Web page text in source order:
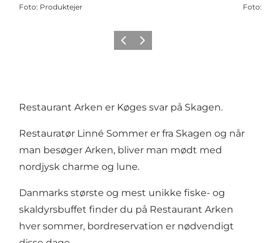
Foto: Produktejer Foto:
ForrigeNæste
Restaurant Arken er Køges svar på Skagen.
Restauratør Linné Sommer er fra Skagen og når
man besøger Arken, bliver man mødt med
nordjysk charme og lune.
Danmarks største og mest unikke fiske- og
skaldyrsbuffet finder du på Restaurant Arken
hver sommer, bordreservation er nødvendigt